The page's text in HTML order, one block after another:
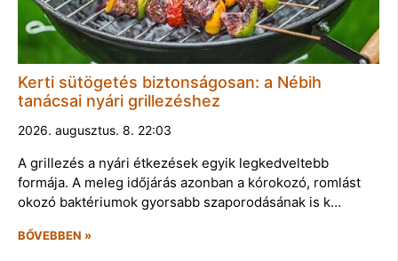
Kerti sütögetés biztonságosan: a Nébih
tanácsai nyári grillezéshez
2026. augusztus. 8. 22:03
A grillezés a nyári étkezések egyik legkedveltebb
formája. A meleg időjárás azonban a kórokozó, romlást
okozó baktériumok gyorsabb szaporodásának is k…
BŐVEBBEN »